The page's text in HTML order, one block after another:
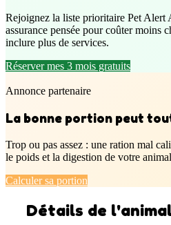
Rejoignez la liste prioritaire Pet Alert
assurance pensée pour coûter moins
inclure plus de services.
Réserver mes 3 mois gratuits
Annonce partenaire
La bonne portion peut
Trop ou pas assez : une ration mal
le poids et la digestion de votre
Calculer sa portion
Détails de